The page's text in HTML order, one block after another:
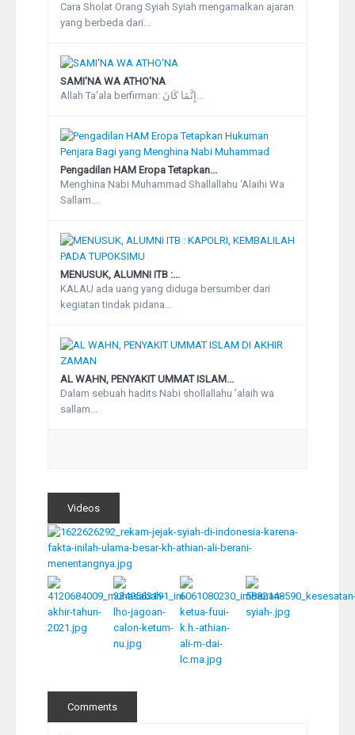
Cara Sholat Orang Syiah Syiah mengamalkan ajaran
yang berbeda dari...
SAMI'NA WA ATHO'NA
Allah Ta'ala berfirman: إِنَّمَا كَانَ...
Pengadilan HAM Eropa Tetapkan...
Menghina Nabi Muhammad Shallallahu ‘Alaihi Wa
Sallam...
MENUSUK, ALUMNI ITB :...
KALAU ada uang yang diduga bersumber dari
kegiatan tindak pidana...
AL WAHN, PENYAKIT UMMAT ISLAM...
Dalam sebuah hadits Nabi shollallahu ’alaih wa
sallam...
Videos
Comments